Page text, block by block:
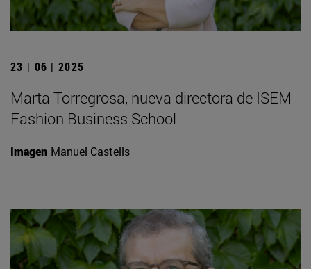
23 | 06 | 2025
Marta Torregrosa, nueva directora de ISEM
Fashion Business School
Imagen Manuel Castells